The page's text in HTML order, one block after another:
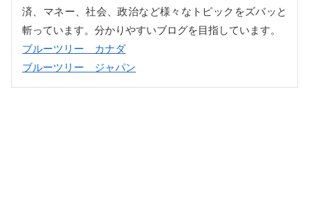
済、マネー、社会、政治など様々なトピックをズバッと
斬っています。分かりやすいブログを目指しています。
ブルーツリー カナダ
ブルーツリー ジャパン